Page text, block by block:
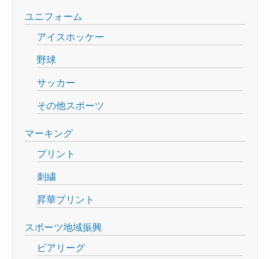
ユニフォーム
アイスホッケー
野球
サッカー
その他スポーツ
マーキング
プリント
刺繍
昇華プリント
スポーツ地域振興
ビアリーグ